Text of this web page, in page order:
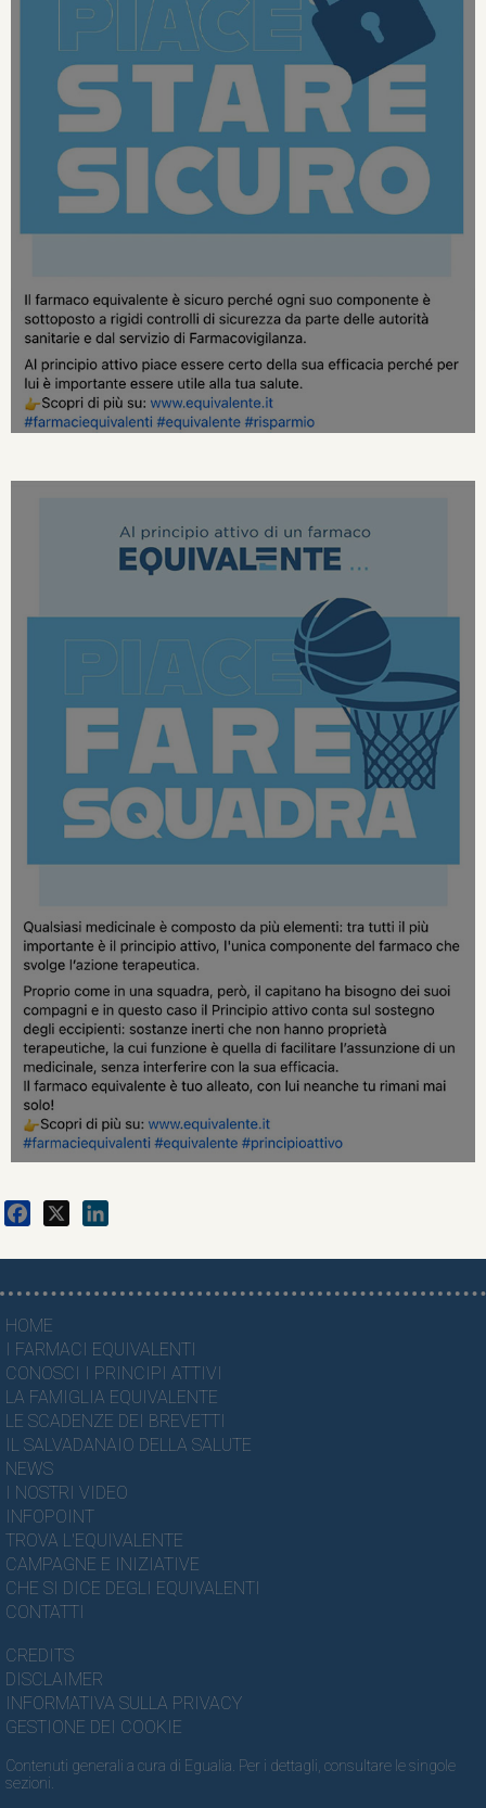
HOME
I FARMACI EQUIVALENTI
CONOSCI I PRINCIPI ATTIVI
LA FAMIGLIA EQUIVALENTE
LE SCADENZE DEI BREVETTI
IL SALVADANAIO DELLA SALUTE
NEWS
I NOSTRI VIDEO
INFOPOINT
TROVA L'EQUIVALENTE
CAMPAGNE E INIZIATIVE
CHE SI DICE DEGLI EQUIVALENTI
CONTATTI
CREDITS
DISCLAIMER
INFORMATIVA SULLA PRIVACY
GESTIONE DEI COOKIE
Contenuti generali a cura di Egualia. Per i dettagli, consultare le singole
sezioni.